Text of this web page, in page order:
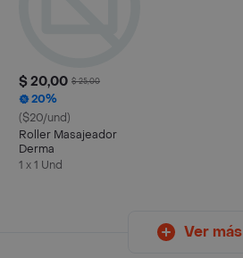
$ 20,00 $ 25,00
20%
($20/und)
Roller Masajeador
Derma
1 x 1 Und
Ver más